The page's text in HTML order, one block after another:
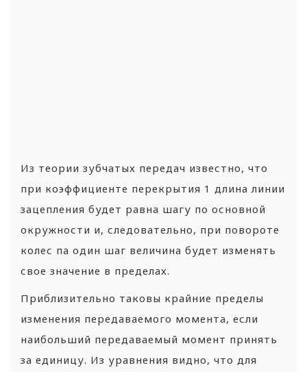
Из теории зубчатых передач известно, что
при коэффициенте перекрытия 1 длина линии
зацепления будет равна шагу по основной
окружности и, следовательно, при повороте
колес па один шаг величина будет изменять
свое значение в пределах.
Приблизительно таковы крайние пределы
изменения передаваемого момента, если
наибольший передаваемый момент принять
за единицу. Из уравнения видно, что для